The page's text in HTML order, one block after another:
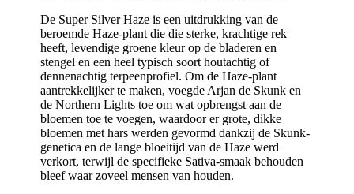
De Super Silver Haze is een uitdrukking van de
beroemde Haze-plant die die sterke, krachtige rek
heeft, levendige groene kleur op de bladeren en
stengel en een heel typisch soort houtachtig of
dennenachtig terpeenprofiel. Om de Haze-plant
aantrekkelijker te maken, voegde Arjan de Skunk en
de Northern Lights toe om wat opbrengst aan de
bloemen toe te voegen, waardoor er grote, dikke
bloemen met hars werden gevormd dankzij de Skunk-
genetica en de lange bloeitijd van de Haze werd
verkort, terwijl de specifieke Sativa-smaak behouden
bleef waar zoveel mensen van houden.